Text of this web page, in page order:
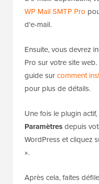
réception.
délivrabilité des e-
savoir plus sur notre
consultez notreavis
mails envoyés par
d'e-mail. Cependant,
WP Mail SMTP Pro
d'e-mail.
Ensuite, vous devrez